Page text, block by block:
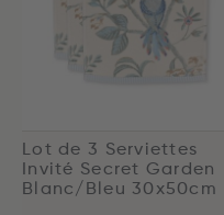
Lot de 3 Serviettes
Invité Secret Garden
Blanc/Bleu 30x50cm